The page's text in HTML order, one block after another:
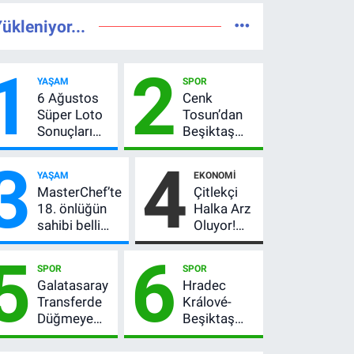
YAŞAM
6 Ağustos
Süper Loto
Sonuçları
Açıklandı!
TL’lik Çekiliş
2 SPOR
Cenk
Tosun’dan
Beşiktaş
açıklaması:
asıl mesajı
satır
arasında
verdi
YAŞAM
MasterChef’te
18. önlüğün
sahibi belli
oldu! Ana
yarışmacı kim
oldu?
4 EKONOMI
Çitlekçi
Halka Arz
Oluyor!
SPK
Fiyatı, Lot
Sayısı ve
Talep
Toplama
Tarihi
SPOR
Galatasaray
Transferde
Düğmeye
Bastı! Leao,
6 SPOR
Hradec
Králové-
Beşiktaş
maçı hangi